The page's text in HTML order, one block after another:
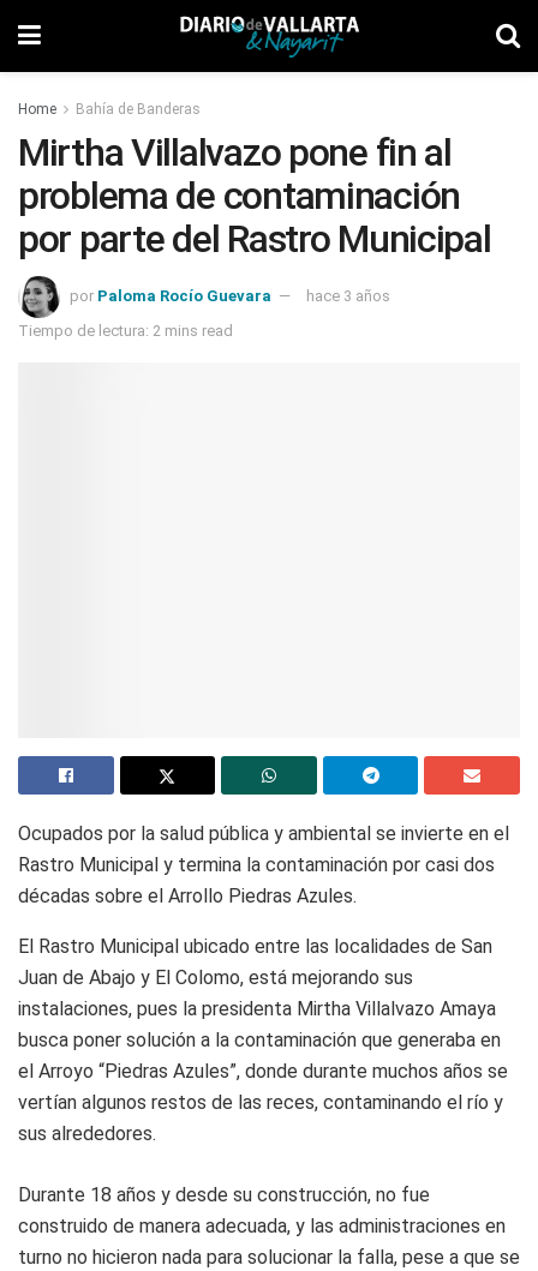
Home Bahía de Banderas
Mirtha Villalvazo pone fin al
problema de contaminación
por parte del Rastro Municipal
por Paloma Rocío Guevara
hace 3 años
Tiempo de lectura: 2 mins read
Ocupados por la salud pública y ambiental se invierte en el
Rastro Municipal y termina la contaminación por casi dos
décadas sobre el Arrollo Piedras Azules.
El Rastro Municipal ubicado entre las localidades de San
Juan de Abajo y El Colomo, está mejorando sus
instalaciones, pues la presidenta Mirtha Villalvazo Amaya
busca poner solución a la contaminación que generaba en
el Arroyo “Piedras Azules”, donde durante muchos años se
vertían algunos restos de las reces, contaminando el río y
sus alrededores.
Durante 18 años y desde su construcción, no fue
construido de manera adecuada, y las administraciones en
turno no hicieron nada para solucionar la falla, pese a que se